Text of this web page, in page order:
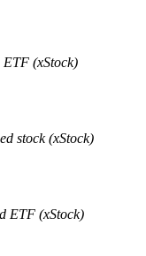
zysk i
ETF (xStock)
stock (xStock)
ETF (xStock)